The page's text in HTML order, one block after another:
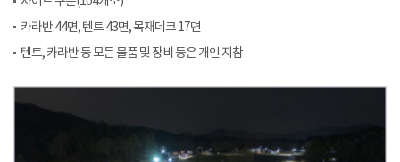
카라반 44면, 텐트 43면, 목재데크 17면
텐트, 카라반 등 모든 물품 및 장비 등은 개인 지참